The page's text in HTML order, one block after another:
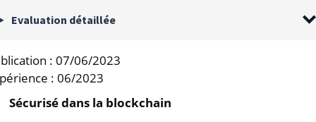
Evaluation détaillée
: 07/06/2023
: 06/2023
Sécurisé dans la blockchain